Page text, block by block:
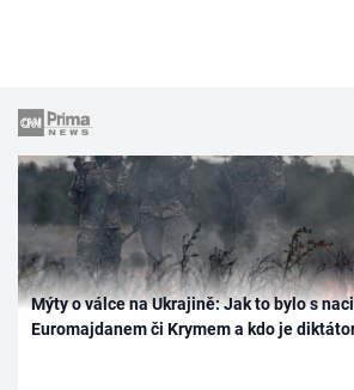
Mýty o válce na Ukrajině: Jak to bylo s
Euromajdanem či Krymem a kdo je